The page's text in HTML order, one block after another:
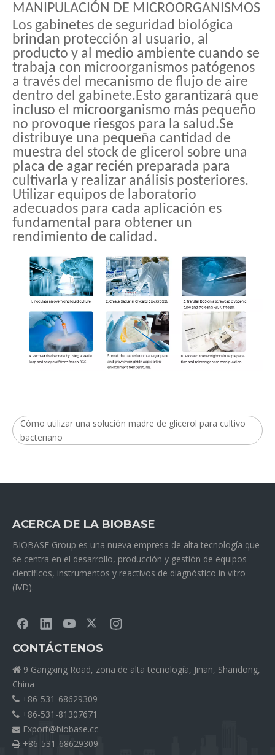
MANIPULACIÓN DE MICROORGANISMOS
Los gabinetes de seguridad biológica
brindan protección al usuario, al
producto y al medio ambiente cuando se
trabaja con microorganismos patógenos
a través del mecanismo de flujo de aire
dentro del gabinete.Esto garantizará que
incluso el microorganismo más pequeño
no provoque riesgos para la salud.Se
distribuye una pequeña cantidad de
muestra del stock de glicerol sobre una
placa de agar recién preparada para
cultivarla y realizar análisis posteriores.
Utilizar equipos de laboratorio
adecuados para cada aplicación es
fundamental para obtener un
rendimiento de calidad.
Cómo utilizar una solución madre de glicerol para cultivo
bacteriano
ACERCA DE LA BIOBASE
BIOBASE Group es una nueva empresa de alta tecnología que
se centra en el desarrollo, producción y gestión de equipos
científicos, instrumentos y reactivos de diagnóstico in vitro
(IVD).
CONTÁCTENOS
 9 Gangxing Road, zona de alta tecnología, Jinan, Shandong,
China
 +86-531-68629309
 +86-531-81307671
 Export@biobase.cc
 +86-531-68629309